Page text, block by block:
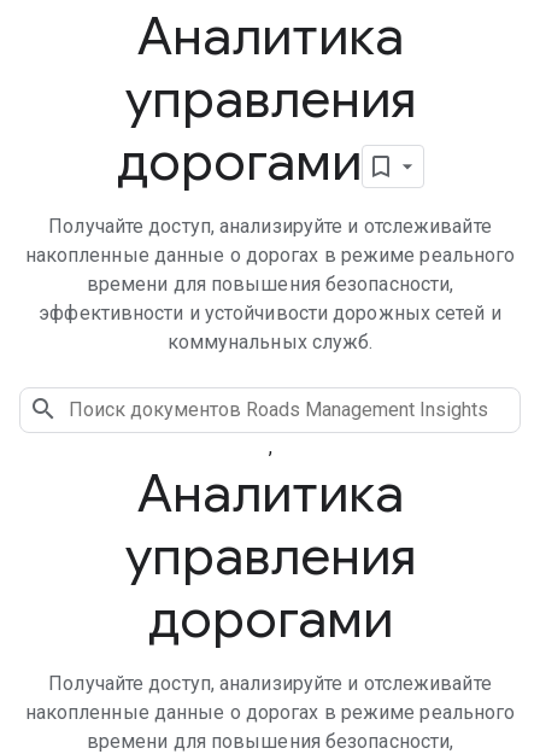
Аналитика
управления
дорогами
Получайте доступ, анализируйте и отслеживайте
накопленные данные о дорогах в режиме реального
времени для повышения безопасности,
эффективности и устойчивости дорожных сетей и
коммунальных служб.
,
Аналитика
управления
дорогами
Получайте доступ, анализируйте и отслеживайте
накопленные данные о дорогах в режиме реального
времени для повышения безопасности,